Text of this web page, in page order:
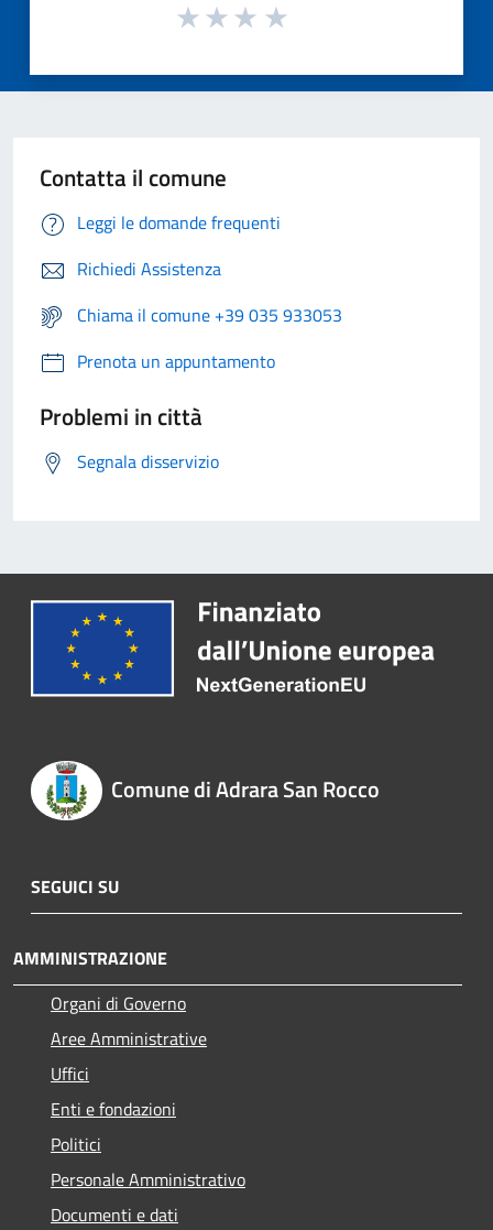
Contatta il comune
Leggi le domande frequenti
Richiedi Assistenza
Chiama il comune +39 035 933053
Prenota un appuntamento
Problemi in città
Segnala disservizio
Comune di Adrara San Rocco
SEGUICI SU
AMMINISTRAZIONE
Organi di Governo
Aree Amministrative
Uffici
Enti e fondazioni
Politici
Personale Amministrativo
Documenti e dati